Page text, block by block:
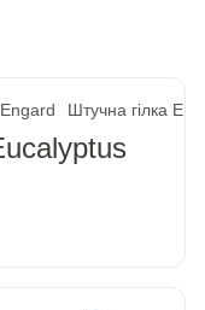
Штучна гілка